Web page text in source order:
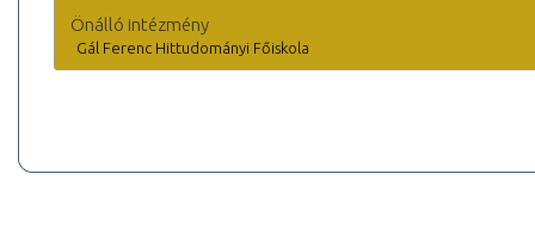
Önálló intézmény
Gál Ferenc Hittudományi Főiskola